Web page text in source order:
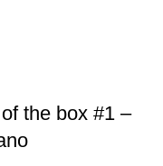
the box #1 –